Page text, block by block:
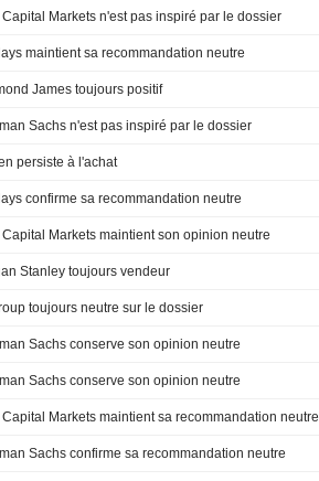
Markets n'est pas inspiré par le dossier
maintient sa recommandation neutre
James toujours positif
Sachs n'est pas inspiré par le dossier
persiste à l'achat
confirme sa recommandation neutre
Markets maintient son opinion neutre
Stanley toujours vendeur
toujours neutre sur le dossier
Sachs conserve son opinion neutre
Sachs conserve son opinion neutre
Markets maintient sa recommandation neutre
Sachs confirme sa recommandation neutre